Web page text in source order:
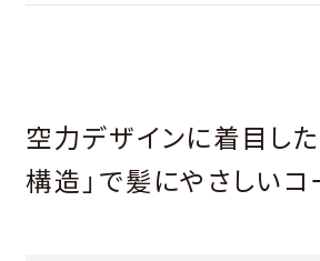
空力デザインに着目した
構造」で髪にやさしいコ